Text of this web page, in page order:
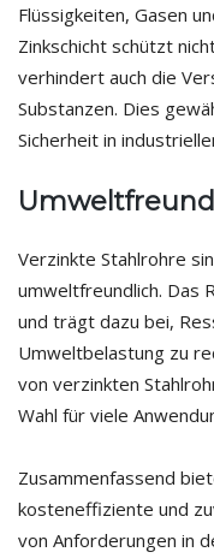
Flüssigkeiten, Gasen
Zinkschicht schützt
verhindert auch die
Substanzen. Dies
Sicherheit in
Verzinkte Stahlrohre
umweltfreundlich. Das
und trägt dazu bei,
Umweltbelastung zu
von verzinkten
Wahl für viele
Zusammenfassend
kosteneffiziente und
von Anforderungen in